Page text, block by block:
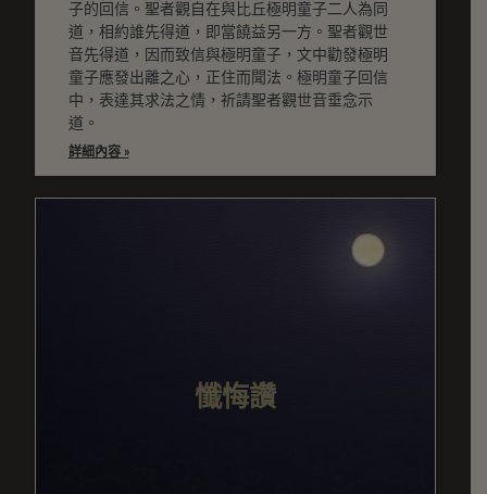
子的回信。聖者觀自在與比丘極明童子二人為同
道，相約誰先得道，即當饒益另一方。聖者觀世
音先得道，因而致信與極明童子，文中勸發極明
童子應發出離之心，正住而聞法。極明童子回信
中，表達其求法之情，祈請聖者觀世音垂念示
道。
詳細內容 »
懺悔讚